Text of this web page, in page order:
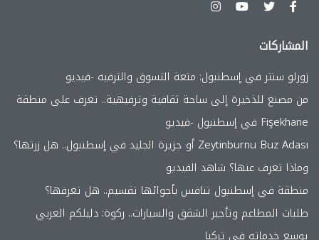
المشاركات
زورلو سنتر في إسطنبول: متعة التسوق والترفيه -فيديو
من مصنع للذخيرة إلى ساحة ثقافية وترفيهية.. تعرف على منطقة
Fişekhane في إسطنبول -فيديو
Zeytinburnu Buz Adası أو جزيرة الجليد في إسطنبول.. هل زرتها؟
وماذا تعرف عنها؟ شاهد الفيديو
منطقة في إسطنبول تنافس بأجوائها تقسيم.. هل تعرفها؟
طلبات المطاعم وتأجير الشقق والسيارات.. ركوة: دليلكم العربي
يوسع خدماته في تركيا